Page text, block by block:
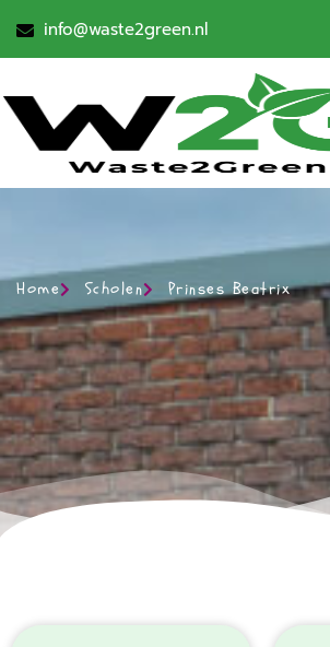
info@waste2green.nl
Home Scholen Prinses Beatrix